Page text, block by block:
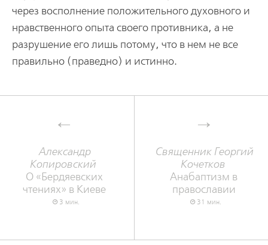
через восполнение положительного духовного и
нравственного опыта своего противника, а не
разрушение его лишь потому, что в нем не все
правильно (праведно) и истинно.
Александр
Копировский
О «Бердяевских
чтениях» в Киеве
3 мин.
Священник Георгий
Кочетков
Анабаптизм в
православии
31 мин.